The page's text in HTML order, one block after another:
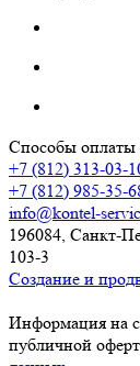
Способы оплаты
+7 (812) 313-03-
+7 (812) 985-35-
info@kontel-
196084, Санкт-
103-3
Создание и
Информация на
публичной